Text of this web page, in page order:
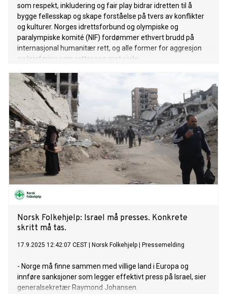
som respekt, inkludering og fair play bidrar idretten til å
bygge fellesskap og skape forståelse på tvers av konflikter
og kulturer. Norges idrettsforbund og olympiske og
paralympiske komité (NIF) fordømmer ethvert brudd på
internasjonal humanitær rett, og alle former for aggresjon
og krigføring som retter seg mot sivile.
Norsk Folkehjelp: Israel må presses. Konkrete
skritt må tas.
17.9.2025 12:42:07 CEST Norsk Folkehjelp Pressemelding
- Norge må finne sammen med villige land i Europa og
innføre sanksjoner som legger effektivt press på Israel, sier
generalsekretær Raymond Johansen.